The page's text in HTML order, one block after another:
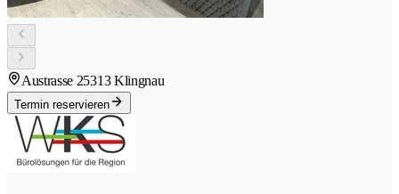
Austrasse 25313 Klingnau
Termin reservieren